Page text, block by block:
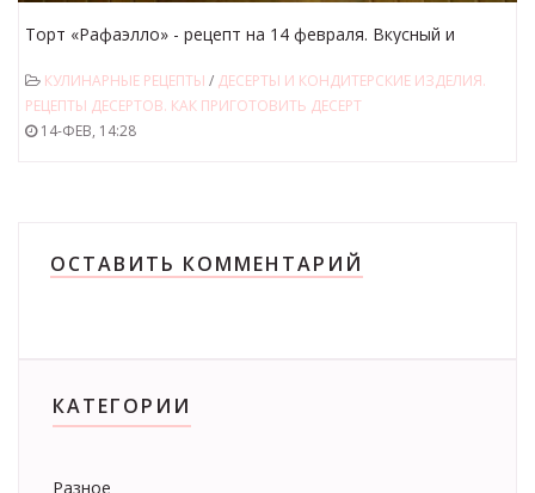
Торт «Рафаэлло» - рецепт на 14 февраля. Вкусный и
КУЛИНАРНЫЕ РЕЦЕПТЫ / ДЕСЕРТЫ И КОНДИТЕРСКИЕ ИЗДЕЛИЯ.
РЕЦЕПТЫ ДЕСЕРТОВ. КАК ПРИГОТОВИТЬ ДЕСЕРТ
14-ФЕВ, 14:28
ОСТАВИТЬ КОММЕНТАРИЙ
КАТЕГОРИИ
Разное